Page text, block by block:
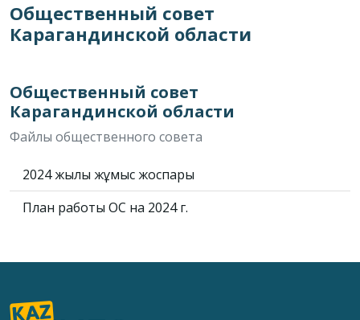
Общественный совет
Карагандинской области
Общественный совет
Карагандинской области
Файлы общественного совета
2024 жылғы жұмыс жоспары
План работы ОС на 2024 г.